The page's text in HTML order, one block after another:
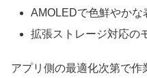
AMOLEDで色鮮やかな
拡張ストレージ対応の
アプリ側の最適化次第で